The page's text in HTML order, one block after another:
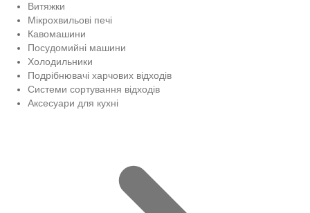
Витяжки
Мікрохвильові печі
Кавомашини
Посудомийні машини
Холодильники
Подрібнювачі харчових відходів
Системи сортування відходів
Аксесуари для кухні